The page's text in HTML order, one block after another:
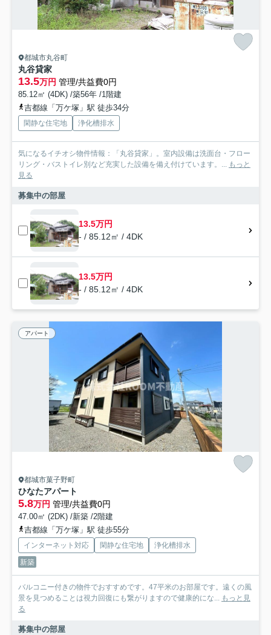
都城市丸谷町
丸谷貸家
13.5万円 管理/共益費0円
85.12㎡ (4DK) /築56年 /1階建
吉都線「万ケ塚」駅 徒歩34分
閑静な住宅地 浄化槽排水
気になるイチオシ物件情報：「丸谷貸家」。室内設備は洗面台・フロー
リング・バストイレ別など充実した設備を備え付けています。... もっと
見る
募集中の部屋
13.5万円
- / 85.12㎡ / 4DK
13.5万円
- / 85.12㎡ / 4DK
アパート
都城市菓子野町
ひなたアパート
5.8万円 管理/共益費0円
47.00㎡ (2DK) /新築 /2階建
吉都線「万ケ塚」駅 徒歩55分
インターネット対応 閑静な住宅地
浄化槽排水
新築
バルコニー付きの物件でおすすめです。47平米のお部屋です。遠くの風
景を見つめることは視力回復にも繋がりますので健康的にな... もっと見
る
募集中の部屋